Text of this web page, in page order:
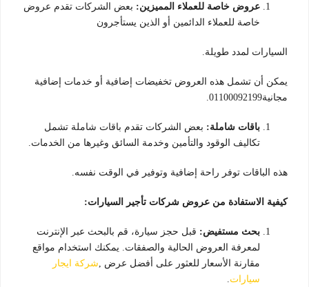
عروض خاصة للعملاء المميزين: بعض الشركات تقدم عروض
خاصة للعملاء الدائمين أو الذين يستأجرون
السيارات لمدد طويلة.
يمكن أن تشمل هذه العروض تخفيضات إضافية أو خدمات إضافية
مجانية01100092199.
باقات شاملة: بعض الشركات تقدم باقات شاملة تشمل
تكاليف الوقود والتأمين وخدمة السائق وغيرها من الخدمات.
هذه الباقات توفر راحة إضافية وتوفير في الوقت نفسه.
كيفية الاستفادة من عروض شركات تأجير السيارات:
بحث مستفيض: قبل حجز سيارة، قم بالبحث عبر الإنترنت
لمعرفة العروض الحالية والصفقات. يمكنك استخدام مواقع
مقارنة الأسعار للعثور على أفضل عرض ,شركة ايجار
سيارات.